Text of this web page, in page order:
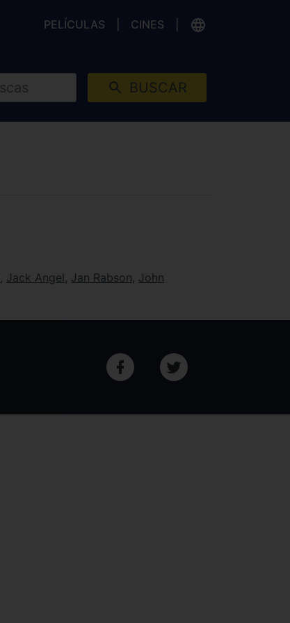
PELÍCULAS CINES
BUSCAR
, Jack Angel , Jan Rabson, John